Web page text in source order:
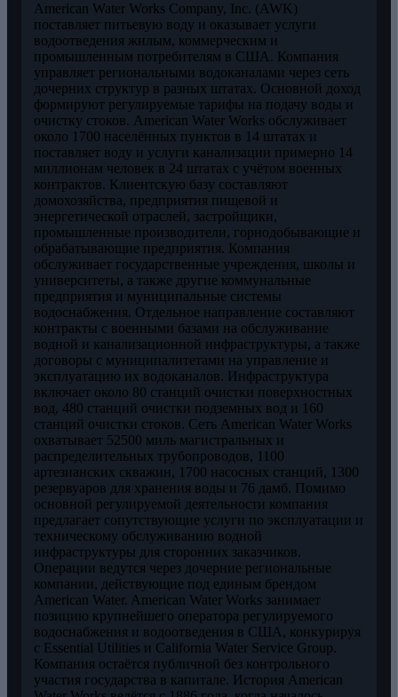
American Water Works Company, Inc. (AWK)
поставляет питьевую воду и оказывает услуги
водоотведения жилым, коммерческим и
промышленным потребителям в США. Компания
управляет региональными водоканалами через сеть
дочерних структур в разных штатах. Основной доход
формируют регулируемые тарифы на подачу воды и
очистку стоков. American Water Works обслуживает
около 1700 населённых пунктов в 14 штатах и
поставляет воду и услуги канализации примерно 14
миллионам человек в 24 штатах с учётом военных
контрактов. Клиентскую базу составляют
домохозяйства, предприятия пищевой и
энергетической отраслей, застройщики,
промышленные производители, горнодобывающие и
обрабатывающие предприятия. Компания
обслуживает государственные учреждения, школы и
университеты, а также другие коммунальные
предприятия и муниципальные системы
водоснабжения. Отдельное направление составляют
контракты с военными базами на обслуживание
водной и канализационной инфраструктуры, а также
договоры с муниципалитетами на управление и
эксплуатацию их водоканалов. Инфраструктура
включает около 80 станций очистки поверхностных
вод, 480 станций очистки подземных вод и 160
станций очистки стоков. Сеть American Water Works
охватывает 52500 миль магистральных и
распределительных трубопроводов, 1100
артезианских скважин, 1700 насосных станций, 1300
резервуаров для хранения воды и 76 дамб. Помимо
основной регулируемой деятельности компания
предлагает сопутствующие услуги по эксплуатации и
техническому обслуживанию водной
инфраструктуры для сторонних заказчиков.
Операции ведутся через дочерние региональные
компании, действующие под единым брендом
American Water. American Water Works занимает
позицию крупнейшего оператора регулируемого
водоснабжения и водоотведения в США, конкурируя
с Essential Utilities и California Water Service Group.
Компания остаётся публичной без контрольного
участия государства в капитале. История American